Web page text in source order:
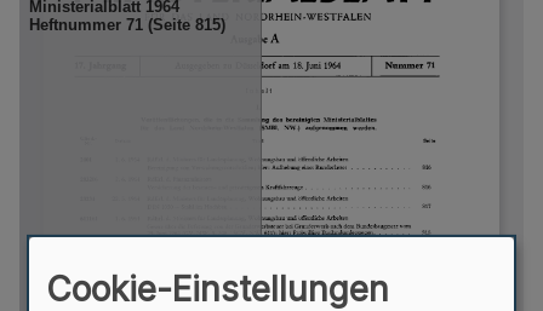
Cookie-Einstellungen